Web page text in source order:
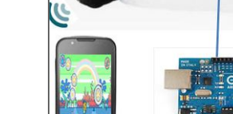
Amherstburg
Kingston
Ottawa
South
MALAYSIA
Kuala Lumpur